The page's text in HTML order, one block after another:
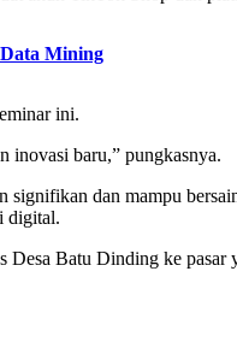
Mining
ini.
inovasi baru,” pungkasnya.
dan mampu
digital.
Desa Batu Dinding ke pasar